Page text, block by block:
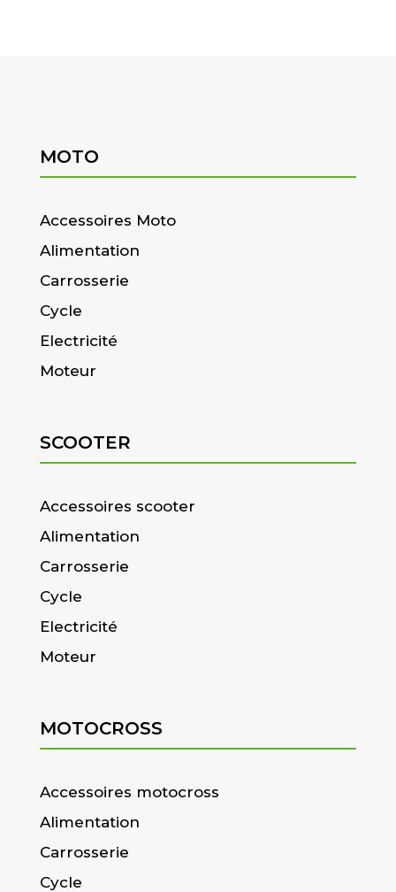
MOTO
Accessoires Moto
Alimentation
Carrosserie
Cycle
Electricité
Moteur
SCOOTER
Accessoires scooter
Alimentation
Carrosserie
Cycle
Electricité
Moteur
MOTOCROSS
Accessoires motocross
Alimentation
Carrosserie
Cycle